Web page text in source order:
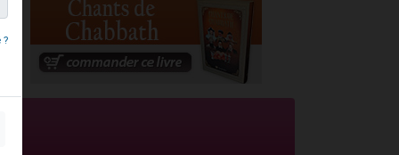
le temps
?